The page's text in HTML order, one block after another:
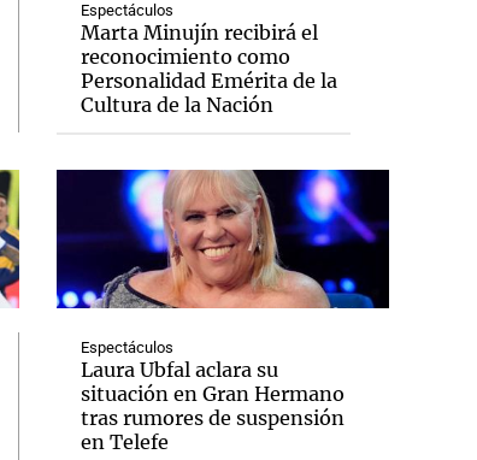
Espectáculos
Marta Minujín recibirá el
reconocimiento como
Personalidad Emérita de la
Cultura de la Nación
Espectáculos
Laura Ubfal aclara su
situación en Gran Hermano
tras rumores de suspensión
en Telefe
Notas